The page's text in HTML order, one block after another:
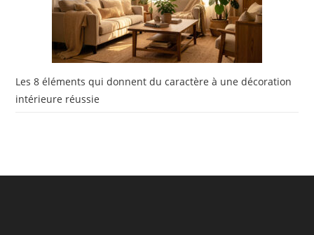
Les 8 éléments qui donnent du caractère à une décoration
intérieure réussie